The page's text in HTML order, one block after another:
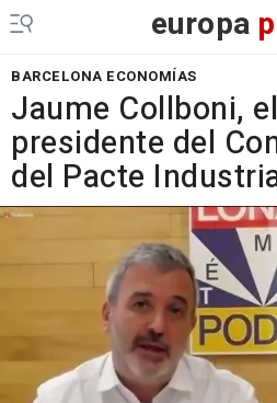
europa
BARCELONA ECONOMÍAS
Jaume Collboni,
presidente del
del Pacte